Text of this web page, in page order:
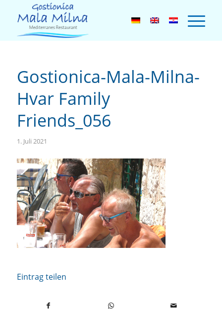
Gostionica-Mala-Milna-
Hvar Family
Friends_056
1. Juli 2021
Eintrag teilen